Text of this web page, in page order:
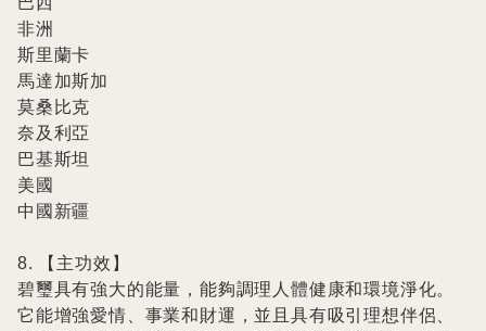
非洲
斯里蘭卡
馬達加斯加
莫桑比克
奈及利亞
巴基斯坦
美國
中國新疆
8. 【主功效】
碧璽具有強大的能量，能夠調理人體健康和環境淨化。
它能增強愛情、事業和財運，並且具有吸引理想伴侶、